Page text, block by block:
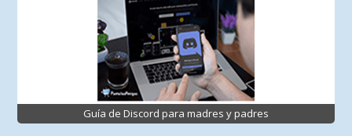
Guía de Discord para madres y padres